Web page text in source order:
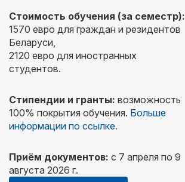
Стоимость обучения (за семестр):
1570 евро для граждан и резидентов
Беларуси,
2120 евро для иностранных
студентов.
Стипендии и гранты: возможность
100% покрытия обучения. Больше
информации по ссылке.
Приём документов: с 7 апреля по 9
августа 2026 г.